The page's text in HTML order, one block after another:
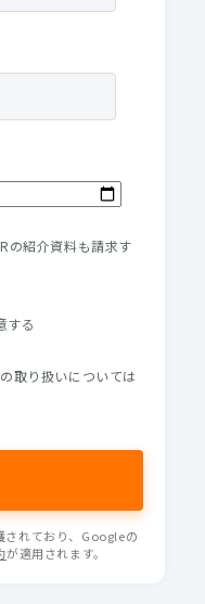
の紹介資料も請求す
する
取り扱いについては
されており、Googleの
が適用されます。